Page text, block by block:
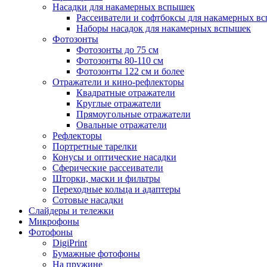
Насадки для накамерных вспышек
Рассеиватели и софтбоксы для накамерных
Наборы насадок для накамерных вспышек
Фотозонты
Фотозонты до 75 см
Фотозонты 80-110 см
Фотозонты 122 см и более
Отражатели и кино-рефлекторы
Квадратные отражатели
Круглые отражатели
Прямоугольные отражатели
Овальные отражатели
Рефлекторы
Портретные тарелки
Конусы и оптические насадки
Сферические рассеиватели
Шторки, маски и фильтры
Переходные кольца и адаптеры
Сотовые насадки
Слайдеры и тележки
Микрофоны
Фотофоны
DigiPrint
Бумажные фотофоны
На пружине